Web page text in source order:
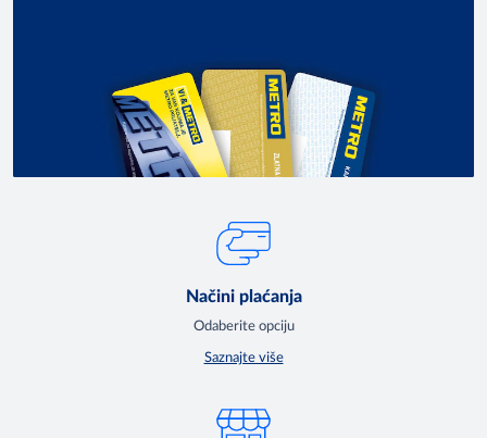
Načini plaćanja
Odaberite opciju
Saznajte više